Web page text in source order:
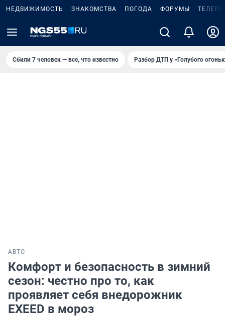
НЕДВИЖИМОСТЬ ЗНАКОМСТВА ПОГОДА ФОРУМЫ
Сбили 7 человек — все, что известно Разбор ДТП у «Голубого
АВТО
Комфорт и безопасность в зимний
сезон: честно про то, как
проявляет себя внедорожник
EXEED в мороз